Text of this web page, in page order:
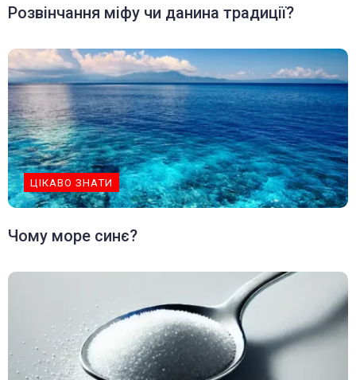
Розвінчання міфу чи данина традиції?
ЦІКАВО ЗНАТИ
Чому море синє?